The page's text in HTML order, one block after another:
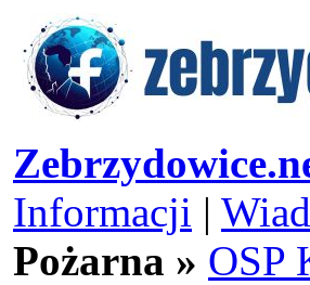
Informacji |
Pożarna » OSP